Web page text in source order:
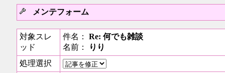
メンテフォーム
対象スレ
ッド
件名： Re: 何でも雑談
名前：
りり
処理選択